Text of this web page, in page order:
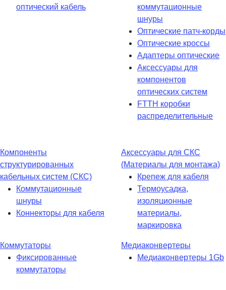
оптический кабель
коммутационные
шнуры
Оптические патч-корды
Оптические кроссы
Адаптеры оптические
Аксессуары для
компонентов
оптических систем
FTTH коробки
распределительные
Компоненты
структурированных
кабельных систем (СКС)
Коммутационные
шнуры
Коннекторы для кабеля
Аксессуары для СКС
(Материалы для монтажа)
Крепеж для кабеля
Термоусадка,
изоляционные
материалы,
маркировка
Коммутаторы
Фиксированные
коммутаторы
Медиаконвертеры
Медиаконвертеры 1Gb